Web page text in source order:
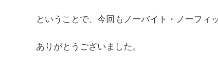
ということで、今回もノーバイト・ノーフィ
ありがとうございました。